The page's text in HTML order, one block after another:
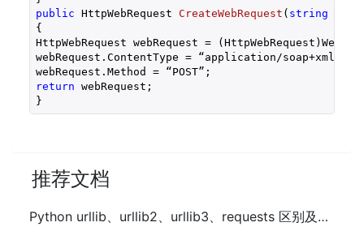
public HttpWebRequest CreateWebRequest ( string
{
HttpWebRequest webRequest =
webRequest.ContentType = “application/
return webRequest;
}
推荐文档
Python urllib、urllib2、urllib3、requests 区别及使用